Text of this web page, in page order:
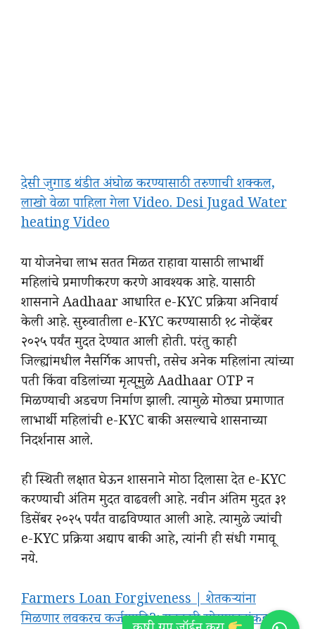
देसी जुगाड थंडीत अंघोळ करण्यासाठी तरुणाची शक्कल,
लाखो वेळा पाहिला गेला Video. Desi Jugad Water
heating Video
या योजनेचा लाभ सतत मिळत राहावा यासाठी लाभार्थी
महिलांचे प्रमाणीकरण करणे आवश्यक आहे. यासाठी
शासनाने Aadhaar आधारित e-KYC प्रक्रिया अनिवार्य
केली आहे. सुरुवातीला e-KYC करण्यासाठी १८ नोव्हेंबर
२०२५ पर्यंत मुदत देण्यात आली होती. परंतु काही
जिल्ह्यांमधील नैसर्गिक आपत्ती, तसेच अनेक महिलांना त्यांच्या
पती किंवा वडिलांच्या मृत्यूमुळे Aadhaar OTP न
मिळण्याची अडचण निर्माण झाली. त्यामुळे मोठ्या प्रमाणात
लाभार्थी महिलांची e-KYC बाकी असल्याचे शासनाच्या
निदर्शनास आले.
ही स्थिती लक्षात घेऊन शासनाने मोठा दिलासा देत e-KYC
करण्याची अंतिम मुदत वाढवली आहे. नवीन अंतिम मुदत ३१
डिसेंबर २०२५ पर्यंत वाढविण्यात आली आहे. त्यामुळे ज्यांची
e-KYC प्रक्रिया अद्याप बाकी आहे, त्यांनी ही संधी गमावू
नये.
Farmers Loan Forgiveness | शेतकऱ्यांना
मिळणार लवकरच कर्जमाफी?: सहकारी सोसायट्यांकडून